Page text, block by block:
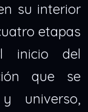
su interior
etapas
inicio del
que se
universo,